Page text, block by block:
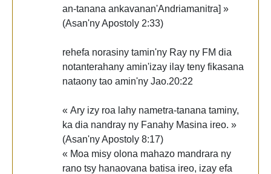
an-tanana ankavanan'Andriamanitra] »
(Asan'ny Apostoly 2:33)
rehefa norasiny tamin'ny Ray ny FM dia
notanterahany amin'izay ilay teny fikasana
nataony tao amin'ny Jao.20:22
« Ary izy roa lahy nametra-tanana taminy,
ka dia nandray ny Fanahy Masina ireo. »
(Asan'ny Apostoly 8:17)
« Moa misy olona mahazo mandrara ny
rano tsy hanaovana batisa ireo, izay efa